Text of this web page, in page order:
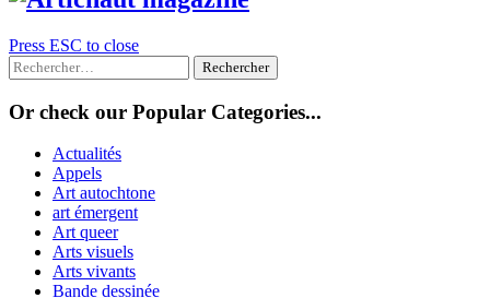
Press ESC to close
Rechercher :
Or check our Popular Categories...
Actualités
Appels
Art autochtone
art émergent
Art queer
Arts visuels
Arts vivants
Bande dessinée